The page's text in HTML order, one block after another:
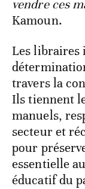
vendre ces
Kamoun.
Les libraires
travers la
Ils tiennent
manuels,
secteur et
pour
essentielle
éducatif du